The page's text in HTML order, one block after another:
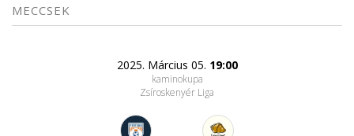
MECCSEK
2025. Március 05. 19:00
kaminokupa
Zsíroskenyér Liga